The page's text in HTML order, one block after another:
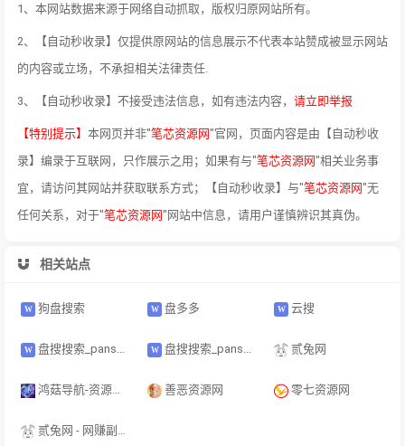
1、本网站数据来源于网络自动抓取，版权归原网站所有。
2、【自动秒收录】仅提供原网站的信息展示不代表本站赞成被显示网站
的内容或立场，不承担相关法律责任.
3、【自动秒收录】不接受违法信息，如有违法内容， 请立即举报
【特别提示】 本网页并非"笔芯资源网"官网，页面内容是由【自动秒收
录】编录于互联网，只作展示之用；如果有与"笔芯资源网"相关业务事
宜，请访问其网站并获取联系方式；【自动秒收录】与"笔芯资源网"无
任何关系，对于"笔芯资源网"网站中信息，请用户谨慎辨识其真伪。
相关站点
狗盘搜索 盘多多 云搜
盘搜搜索_panso.xin_免费网盘资源搜索引擎_夸克百度UC迅雷网盘聚合搜索_电影教程软件下载 盘搜搜索_pansou.asia_免费网盘资源搜索引擎_夸克百度UC迅雷网盘聚合搜索_电影教程软件下载 贰兔网
鸿菇导航-资源网址导航 - 汇集各大资源网 - 全网优质教程技术网 - 鸿菇导航网 - 搜集资源就从这里开始 善恶资源网 零七资源网
贰兔网 - 网赚副业项目 - 免费项目分享网站 - 贰兔网提供免费副业项目、手机搬砖项目、抖音快手小红书无货源电商，抖音引流工具、网站源码、软件源码、技术教程、无人直播等等网络资源分享，是全网最大的资源网！